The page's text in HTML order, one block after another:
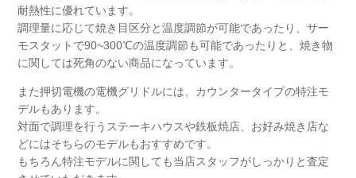
耐熱性に優れています。
調理量に応じて焼き目区分と温度調節が可能であったり、サー
モスタットで90~300℃の温度調節も可能であったりと、焼き物
に関しては死角のない商品になっています。
また押切電機の電機グリドルには、カウンタータイプの特注モ
デルもあります。
対面で調理を行うステーキハウスや鉄板焼店、お好み焼き店な
どにはそちらのモデルもおすすめです。
もちろん特注モデルに関しても当店スタッフがしっかりと査定